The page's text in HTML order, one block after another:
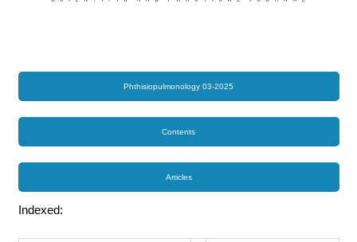
Phthisiopulmonology 03-2025
Contents
Articles
Indexed: